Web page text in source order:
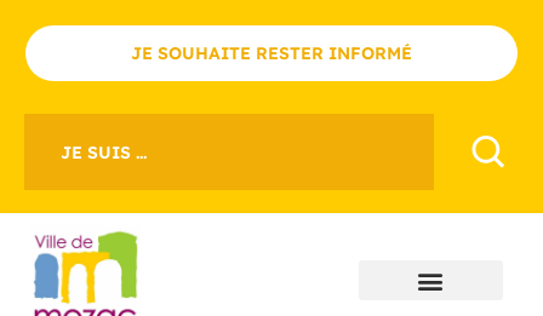
JE SOUHAITE RESTER INFORMÉ
JE SUIS ...